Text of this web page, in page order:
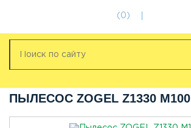
(0)
ПЫЛЕСОС ZOGEL Z1330 M100